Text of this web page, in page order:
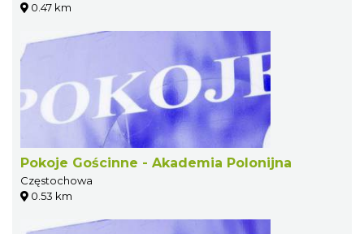
0.47 km
Pokoje Gościnne - Akademia Polonijna
Częstochowa
0.53 km